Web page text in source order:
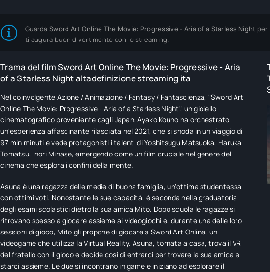
Guarda Sword Art Online The Movie: Progressive - Aria of a Starless Night per
ti augura buon divertimento con lo streaming.
Trama del film Sword Art Online The Movie: Progressive - Aria
of a Starless Night altadefinizione streaming ita
Nel coinvolgente Azione / Animazione / Fantasy / Fantascienza, "Sword Art
Online The Movie: Progressive - Aria of a Starless Night", un gioiello
cinematografico proveniente dagli Japan, Ayako Kouno ha orchestrato
un'esperienza affascinante rilasciata nel 2021, che si snoda in un viaggio di
97 min minuti e vede protagonisti i talenti di Yoshitsugu Matsuoka, Haruka
Tomatsu, Inori Minase, emergendo come un film cruciale nel genere del
cinema che esplora i confini della mente.
Asuna è una ragazza delle medie di buona famiglia, un'ottima studentessa
con ottimi voti. Nonostante le sue capacità, è seconda nella graduatoria
degli esami scolastici dietro la sua amica Mito. Dopo scuola le ragazze si
ritrovano spesso a giocare assieme ai videogiochi e, durante una delle loro
sessioni di gioco, Mito gli propone di giocare a Sword Art Online, un
videogame che utilizza la Virtual Reality. Asuna, tornata a casa, trova il VR
del fratello con il gioco e decide così di entrarci per trovare la sua amica e
starci assieme. Le due si incontrano in game e iniziano ad esplorare il